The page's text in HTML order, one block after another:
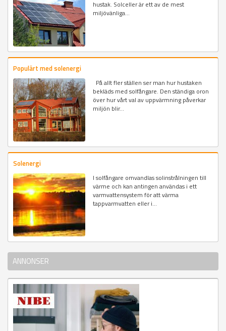
hustak. Solceller är ett av de mest
miljövänliga...
Populärt med solenergi
På allt fler ställen ser man hur hustaken
bekläds med solfångare. Den ständiga oron
över hur vårt val av uppvärmning påverkar
miljön blir...
Solenergi
I solfångare omvandlas solinstrålningen till
värme och kan antingen användas i ett
varmvattensystem för att värma
tappvarmvatten eller i...
ANNONSER